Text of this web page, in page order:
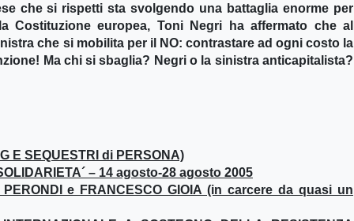
che si rispetti sta svolgendo una battaglia enorme per
Costituzione europea, Toni Negri ha affermato che al
che si mobilita per il NO: contrastare ad ogni costo la
Ma chi si sbaglia? Negri o la sinistra anticapitalista?
E SEQUESTRI di PERSONA)
– 14 agosto-28 agosto 2005
e FRANCESCO GIOIA (in carcere da quasi un